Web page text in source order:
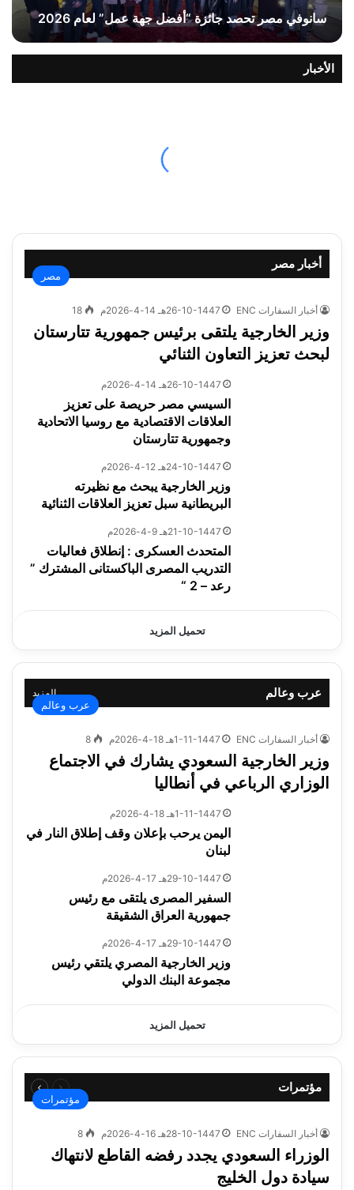
سانوفي مصر تحصد جائزة “أفضل جهة عمل” لعام 2026
الأخبار
أخبار مصر
مصر
أخبار السفارات ENC 26-10-1447هـ 14-4-2026م 18
وزير الخارجية يلتقى برئيس جمهورية تتارستان
لبحث تعزيز التعاون الثنائي
26-10-1447هـ 14-4-2026م
السيسي مصر حريصة على تعزيز
العلاقات الاقتصادية مع روسيا الاتحادية
وجمهورية تتارستان
24-10-1447هـ 12-4-2026م
وزير الخارجية يبحث مع نظيرته
البريطانية سبل تعزيز العلاقات الثنائية
21-10-1447هـ 9-4-2026م
المتحدث العسكرى : إنطلاق فعاليات
التدريب المصرى الباكستانى المشترك ”
رعد – 2 “
تحميل المزيد
عرب وعالم المزيد
عرب وعالم
أخبار السفارات ENC 1-11-1447هـ 18-4-2026م 8
وزير الخارجية السعودي يشارك في الاجتماع
الوزاري الرباعي في أنطاليا
1-11-1447هـ 18-4-2026م
اليمن يرحب بإعلان وقف إطلاق النار في
لبنان
29-10-1447هـ 17-4-2026م
السفير المصرى يلتقى مع رئيس
جمهورية العراق الشقيقة
29-10-1447هـ 17-4-2026م
وزير الخارجية المصري يلتقي رئيس
مجموعة البنك الدولي
تحميل المزيد
مؤتمرات الصفحة
السابقة
الصفحة
التالية
مؤتمرات
أخبار السفارات ENC 28-10-1447هـ 16-4-2026م 8
الوزراء السعودي يجدد رفضه القاطع لانتهاك
سيادة دول الخليج